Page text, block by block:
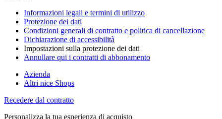
Informazioni legali e termini di utilizzo
Protezione dei dati
Condizioni generali di contratto e politica di cancellazione
Dichiarazione di accessibilità
Impostazioni sulla protezione dei dati
Annullare qui i contratti di abbonamento
Azienda
Altri nice Shops
Recedere dal contratto
Personalizza la tua esperienza di acquisto